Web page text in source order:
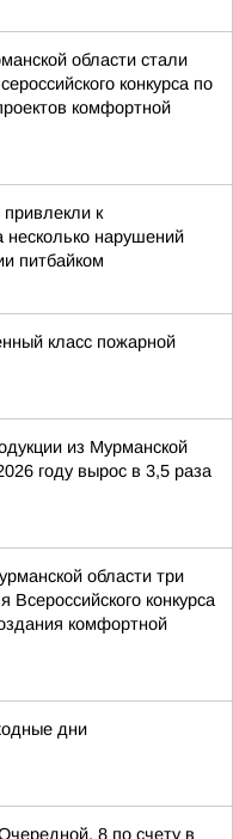
области стали
конкурса по
комфортной
к
несколько нарушений
питбайком
класс пожарной
из Мурманской
году вырос в 3,5 раза
области три
Всероссийского конкурса
комфортной
дни
8 по счету в